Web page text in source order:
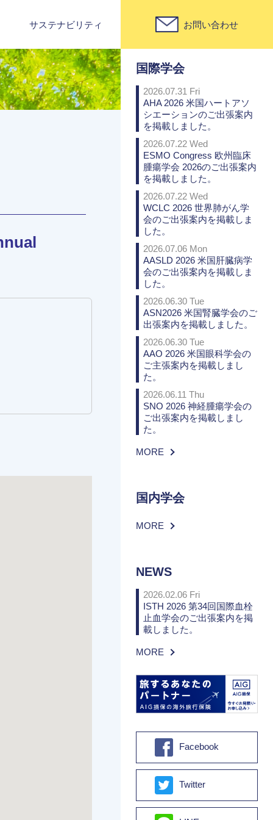
サステナビリティ お問い合わせ
PICK UP
国際学会
2026.07.31 Fri
AHA 2026 米国ハートアソ
シエーションのご出張案内
を掲載しました。
2026.07.22 Wed
ESMO Congress 欧州臨床
腫瘍学会 2026のご出張案内
を掲載しました。
2026.07.22 Wed
WCLC 2026 世界肺がん学
会のご出張案内を掲載しま
した。
2026.07.06 Mon
AASLD 2026 米国肝臓病学
会のご出張案内を掲載しま
した。
2026.06.30 Tue
ASN2026 米国腎臓学会のご
出張案内を掲載しました。
2026.06.30 Tue
AAO 2026 米国眼科学会の
ご主張案内を掲載しまし
た。
2026.06.11 Thu
SNO 2026 神経腫瘍学会の
ご出張案内を掲載しまし
た。
MORE
国内学会
MORE
NEWS
2026.02.06 Fri
ISTH 2026 第34回国際血栓
止血学会のご出張案内を掲
載しました。
MORE
Facebook
Twitter